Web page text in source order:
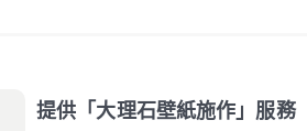
提供「大理石壁紙施作」服務